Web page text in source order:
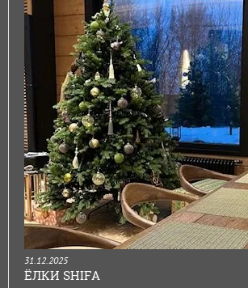
31.12.2025
ЁЛКИ SHIFA